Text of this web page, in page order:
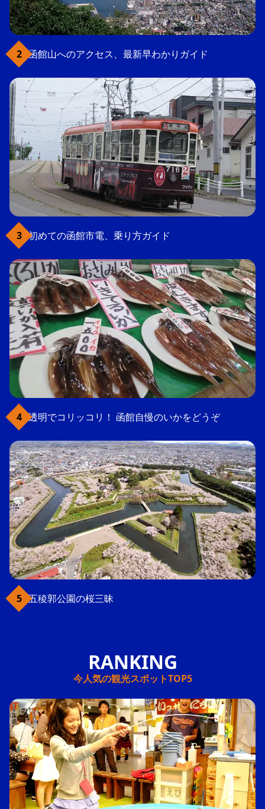
函館山へのアクセス、最新早わかりガイド
初めての函館市電、乗り方ガイド
透明でコリッコリ！ 函館自慢のいかをどうぞ
五稜郭公園の桜三昧
今人気の観光スポットTOP5